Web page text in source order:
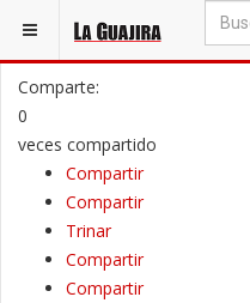
ESTÁ AQUÍ: OPINIÓN
Comparte:
0
veces compartido
Compartir
Compartir
Trinar
Compartir
Compartir